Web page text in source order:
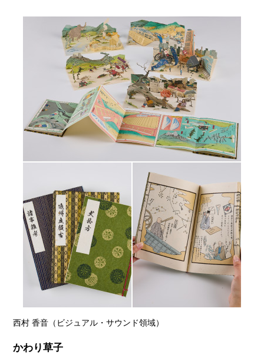
西村 香音（ビジュアル・サウンド領域）
かわり草子